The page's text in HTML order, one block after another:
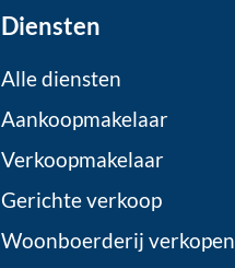
Diensten
Alle diensten
Aankoopmakelaar
Verkoopmakelaar
Gerichte verkoop
Woonboerderij verkopen